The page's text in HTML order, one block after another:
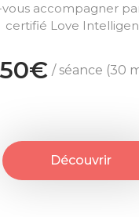
vous accompagner
certifié Love
50€ / séance (30
Découvrir